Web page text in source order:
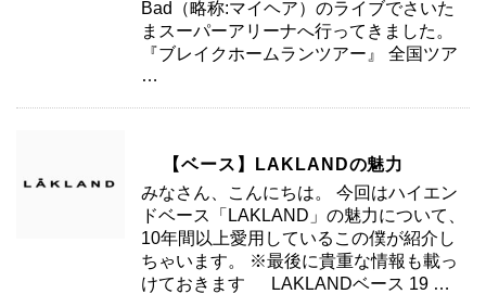
Bad（略称:マイヘア）のライブでさいた
まスーパーアリーナへ行ってきました。
『ブレイクホームランツアー』 全国ツア
…
【ベース】LAKLANDの魅力
みなさん、こんにちは。 今回はハイエン
ドベース「LAKLAND」の魅力について、
10年間以上愛用しているこの僕が紹介し
ちゃいます。 ※最後に貴重な情報も載っ
けておきます LAKLANDベース 19 …